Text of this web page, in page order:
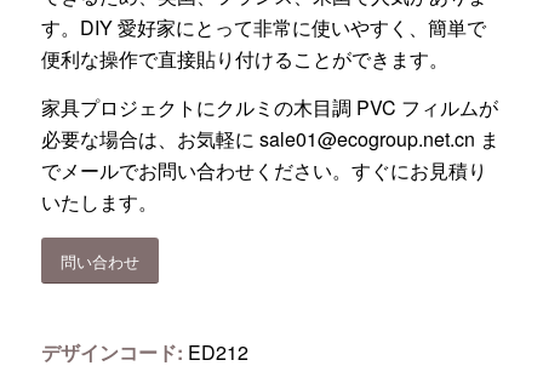
す。DIY 愛好家にとって非常に使いやすく、簡単で
便利な操作で直接貼り付けることができます。
家具プロジェクトにクルミの木目調 PVC フィルムが
必要な場合は、お気軽に sale01@ecogroup.net.cn ま
でメールでお問い合わせください。すぐにお見積り
いたします。
問い合わせ
デザインコード: ED212